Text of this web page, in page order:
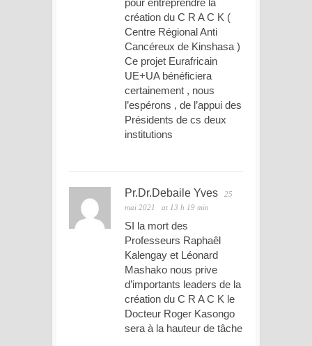
création du C R A C K (
Centre Régional Anti
Cancéreux de Kinshasa )
Ce projet Eurafricain
UE+UA bénéficiera
certainement , nous
l’espérons , de l’appui des
Présidents de cs deux
institutions
Pr.Dr.Debaile Yves
25
mai 2021
at 13 h 19 min
SI la mort des
Professeurs Raphaêl
Kalengay et Léonard
Mashako nous prive
d’importants leaders de la
création du C R A C K le
Docteur Roger Kasongo
sera à la hauteur de tâche